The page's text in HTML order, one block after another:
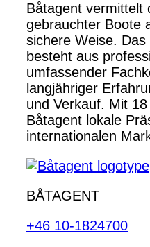
Båtagent vermittelt
gebrauchter Boote
sichere Weise.
besteht aus
umfassender
langjähriger
und Verkauf. Mit
Båtagent lokale
internationalen
BÅTAGENT
+46 10-1824700